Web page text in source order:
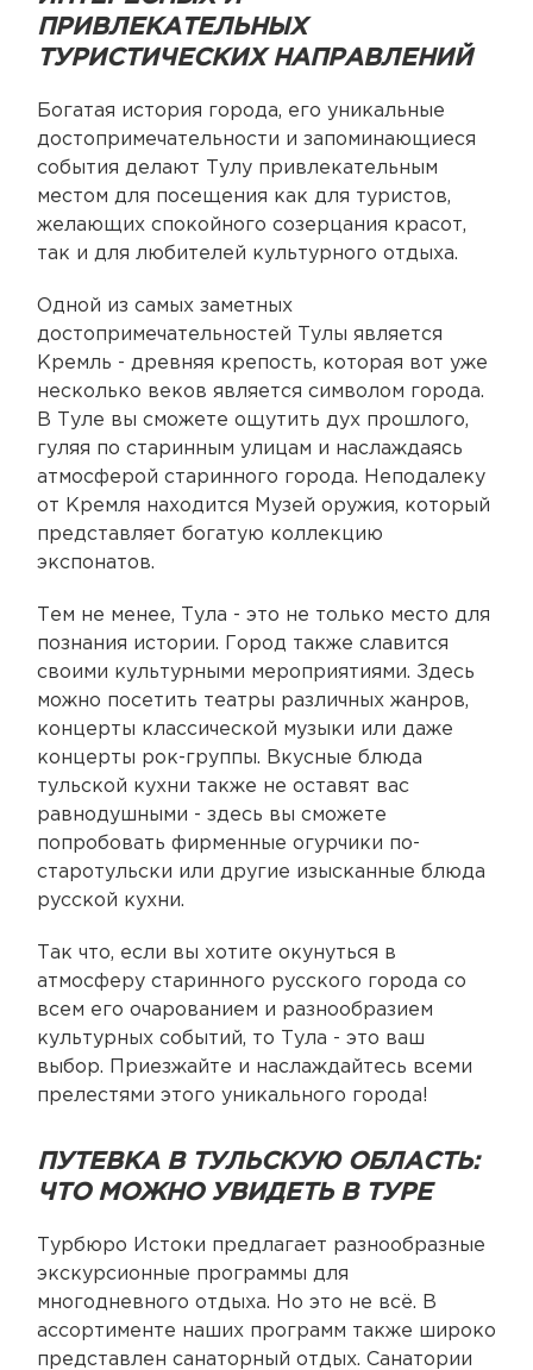
ПРИВЛЕКАТЕЛЬНЫХ
ТУРИСТИЧЕСКИХ НАПРАВЛЕНИЙ
Богатая история города, его уникальные
достопримечательности и запоминающиеся
события делают Тулу привлекательным
местом для посещения как для туристов,
желающих спокойного созерцания красот,
так и для любителей культурного отдыха.
Одной из самых заметных
достопримечательностей Тулы является
Кремль - древняя крепость, которая вот уже
несколько веков является символом города.
В Туле вы сможете ощутить дух прошлого,
гуляя по старинным улицам и наслаждаясь
атмосферой старинного города. Неподалеку
от Кремля находится Музей оружия, который
представляет богатую коллекцию
экспонатов.
Тем не менее, Тула - это не только место для
познания истории. Город также славится
своими культурными мероприятиями. Здесь
можно посетить театры различных жанров,
концерты классической музыки или даже
концерты рок-группы. Вкусные блюда
тульской кухни также не оставят вас
равнодушными - здесь вы сможете
попробовать фирменные огурчики по-
старотульски или другие изысканные блюда
русской кухни.
Так что, если вы хотите окунуться в
атмосферу старинного русского города со
всем его очарованием и разнообразием
культурных событий, то Тула - это ваш
выбор. Приезжайте и наслаждайтесь всеми
прелестями этого уникального города!
ПУТЕВКА В ТУЛЬСКУЮ ОБЛАСТЬ:
ЧТО МОЖНО УВИДЕТЬ В ТУРЕ
Турбюро Истоки предлагает разнообразные
экскурсионные программы для
многодневного отдыха. Но это не всё. В
ассортименте наших программ также широко
представлен санаторный отдых. Санатории